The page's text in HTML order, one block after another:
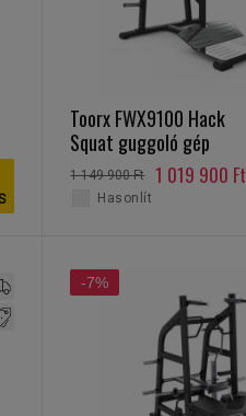
Toorx FWX9100 Hack
Squat guggoló gép
1 149 900 Ft 1 019 900 Ft
Hasonlít
-7%